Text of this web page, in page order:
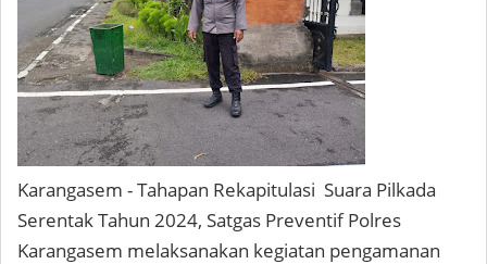
Karangasem - Tahapan Rekapitulasi Suara Pilkada
Serentak Tahun 2024, Satgas Preventif Polres
Karangasem melaksanakan kegiatan pengamanan